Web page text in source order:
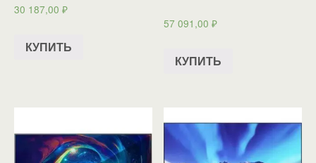
30 187,00 ₽
КУПИТЬ
57 091,00₽
КУПИТЬ